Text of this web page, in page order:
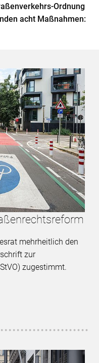
Ordnung
acht Maßnahmen:
mehrheitlich den
zur
zugestimmt.